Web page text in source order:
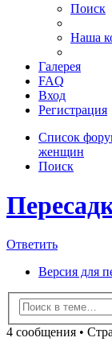
Поиск
Наша
Галерея
FAQ
Вход
Регистрация
Список
женщин
Поиск
Ответить
Версия для
4 сообщения •